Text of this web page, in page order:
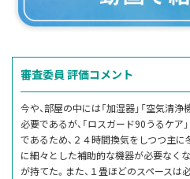
審査委員 評価コメント
今や、部屋の中には「加湿器」「空気清
必要であるが、「ロスガード90うるケ
であるため、２４時間換気をしつつ主
に細々とした補助的な機器が必要なく
が持てた。また、１畳ほどのスペース